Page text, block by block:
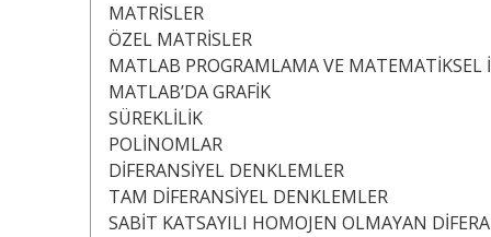
MATRİSLER
ÖZEL MATRİSLER
MATLAB PROGRAMLAMA VE MATEMATİKSEL
MATLAB’DA GRAFİK
SÜREKLİLİK
POLİNOMLAR
DİFERANSİYEL DENKLEMLER
TAM DİFERANSİYEL DENKLEMLER
SABİT KATSAYILI HOMOJEN OLMAYAN